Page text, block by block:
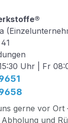
Uhr | Fr
gerne vor Ort
und